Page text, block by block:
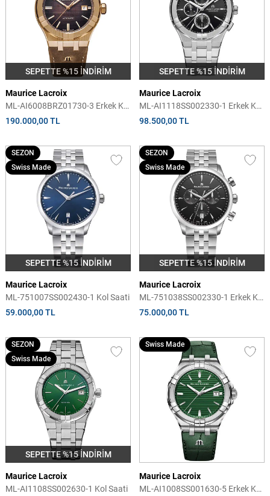
SEPETTE %15 İNDİRİM
Maurice Lacroix
ML-AI6008BRZ01730-3 Erkek Kol
Saati
190.000,00 TL
SEPETTE %15 İNDİRİM
Maurice Lacroix
ML-AI1118SS002330-1 Erkek Kol
Saati
98.500,00 TL
SEPETTE %15 İNDİRİM
SEZON
Swiss Made
Maurice Lacroix
ML-751007SS002430-1 Kol Saati
59.000,00 TL
SEPETTE %15 İNDİRİM
SEZON
Swiss Made
Maurice Lacroix
ML-751038SS002330-1 Erkek Kol
Saati
75.000,00 TL
SEPETTE %15 İNDİRİM
SEZON
Swiss Made
Maurice Lacroix
ML-AI1108SS002630-1 Kol Saati
Swiss Made
Maurice Lacroix
ML-AI1008SS001630-5 Erkek Kol